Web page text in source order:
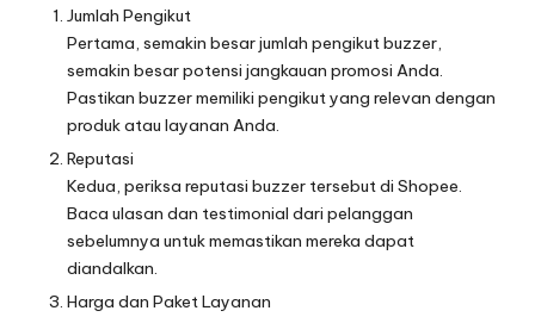
Jumlah Pengikut
Pertama, semakin besar jumlah pengikut buzzer,
semakin besar potensi jangkauan promosi Anda.
Pastikan buzzer memiliki pengikut yang relevan dengan
produk atau layanan Anda.
Reputasi
Kedua, periksa reputasi buzzer tersebut di Shopee.
Baca ulasan dan testimonial dari pelanggan
sebelumnya untuk memastikan mereka dapat
diandalkan.
Harga dan Paket Layanan